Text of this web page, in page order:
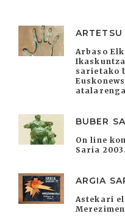
Arbaso
sarietako
BUBER
On line
Saria
ARGIA
Astekari